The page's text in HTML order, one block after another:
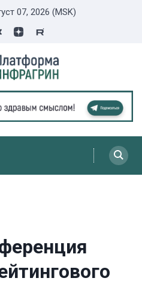
07, 2026 (MSK)